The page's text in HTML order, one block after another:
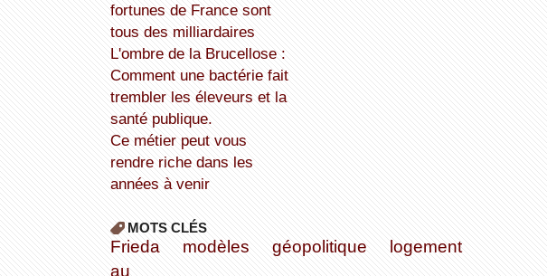
fortunes de France sont
tous des milliardaires
L'ombre de la Brucellose :
Comment une bactérie fait
trembler les éleveurs et la
santé publique.
Ce métier peut vous
rendre riche dans les
années à venir
MOTS CLÉS
Frieda modèles géopolitique
logement
au